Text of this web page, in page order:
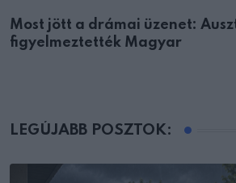
Most jött a drámai üzenet:
figyelmeztették Magyar
LEGÚJABB POSZTOK: